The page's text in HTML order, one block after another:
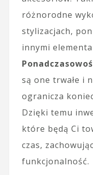
różnorodne
stylizacjach,
innymi
są one trwałe i
ogranicza
Dzięki temu
które będą Ci
czas,
funkcjonalność.